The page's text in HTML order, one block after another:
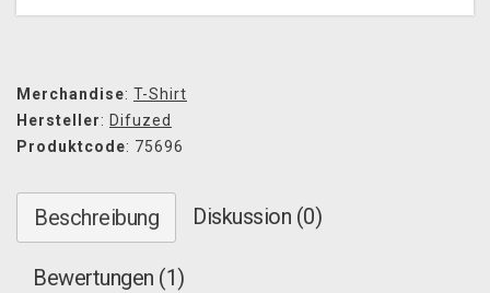
Merchandise: T-Shirt
Hersteller: Difuzed
Produktcode: 75696
Beschreibung Diskussion (0)
Bewertungen (1)